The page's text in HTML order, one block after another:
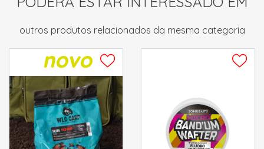
outros produtos relacionados da mesma categoria